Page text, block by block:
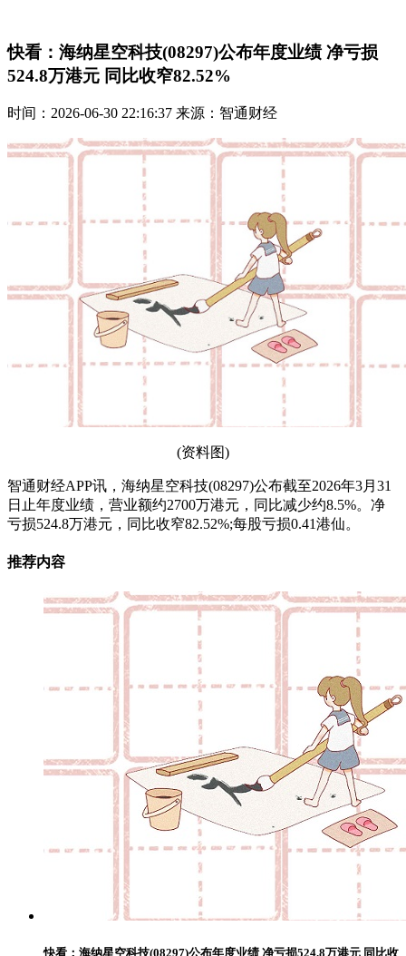
快看：海纳星空科技(08297)公布年度业绩 净亏损
524.8万港元 同比收窄82.52%
时间：2026-06-30 22:16:37 来源：智通财经
(资料图)
智通财经APP讯，海纳星空科技(08297)公布截至2026年3月31
日止年度业绩，营业额约2700万港元，同比减少约8.5%。净
亏损524.8万港元，同比收窄82.52%;每股亏损0.41港仙。
推荐内容
快看：海纳星空科技(08297)公布年度业绩 净亏损524.8万港元 同比收